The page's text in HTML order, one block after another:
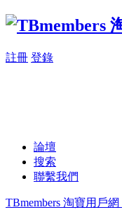
註冊 登錄
論壇
搜索
聯繫我們
TBmembers 淘寶用戶網